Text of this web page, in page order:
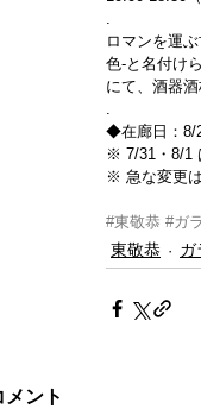
.
ロマンを運
色-と名付け
にて、酒器
.
◆在廊日：8/
※ 7/31・8/1
※ 急な変更
#東敬恭 #ガ
東敬恭 ガ
メント